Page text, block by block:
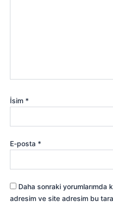
İsim *
E-posta *
Daha sonraki yorumlarımda
adresim ve site adresim bu